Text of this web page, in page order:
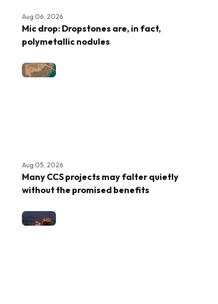
Aug 06, 2026
Mic drop: Dropstones are, in fact,
polymetallic nodules
Aug 05, 2026
Many CCS projects may falter quietly
without the promised benefits